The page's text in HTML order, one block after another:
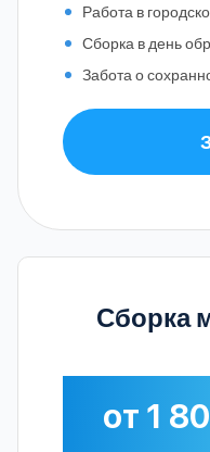
Работа в
Сборка в день
Забота о
Сборка
от 1